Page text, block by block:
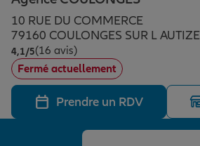
Assurance emprunteur
Prévoyance et dépendance
Assurance animal de compagnie
Protection de la famille
Protection juridique
Épargne & retraite
Plan épargne retraite
Assurance vie
Vos projets
Partir en vacances
Conseil assurance
10 RUE DU COMMERCE
79160 COULONGES SUR L AUTIZE
4,1/5Note de 4.1 sur 5
(16 avis)
Fermé actuellement
Prendre un RDV